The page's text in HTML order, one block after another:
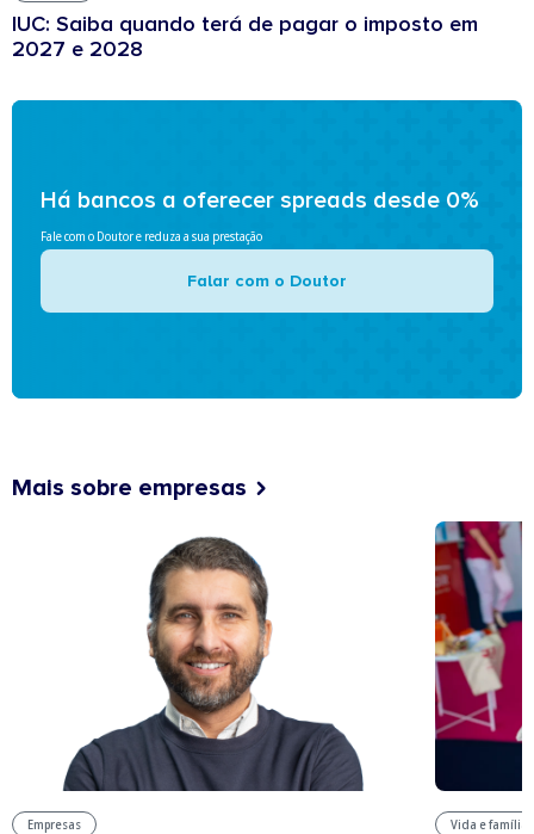
IUC: Saiba quando terá de pagar o imposto em
2027 e 2028
Há bancos a oferecer spreads desde 0%
Fale com o Doutor e reduza a sua prestação
Falar com o Doutor
Mais sobre empresas
Empresas Vida e família